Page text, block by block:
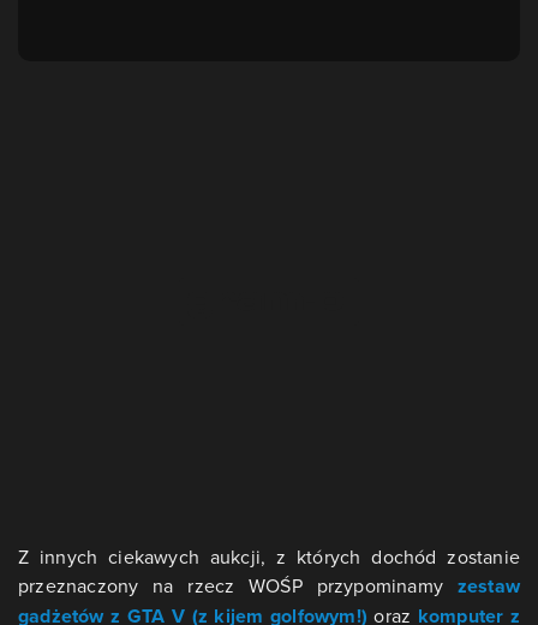
Z innych ciekawych aukcji, z których dochód zostanie
przeznaczony na rzecz WOŚP przypominamy zestaw
gadżetów z GTA V (z kijem golfowym!) oraz komputer z